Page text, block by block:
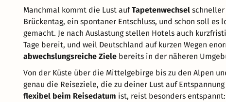
Manchmal kommt die Lust aufTapetenwechsel schneller
Brückentag, ein spontaner Entschluss, und schon soll es
gemacht. Je nach Auslastung stellen Hotels auch
Tage bereit, und weil Deutschland auf kurzen Wegen
abwechslungsreiche Ziele bereits in der näheren
Von der Küste über die Mittelgebirge bis zu den Alpen
genau die Reiseziele, die zu deiner Lust auf
flexibel beim Reisedatum ist, reist besonders